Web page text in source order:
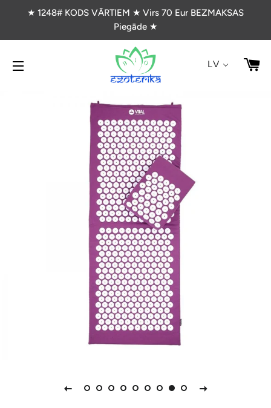
★ 1248# KODS VĀRTIEM ★ Virs 70 Eur BEZMAKSAS
Piegāde ★
VIETNES NAVIGĀCIJA
LV